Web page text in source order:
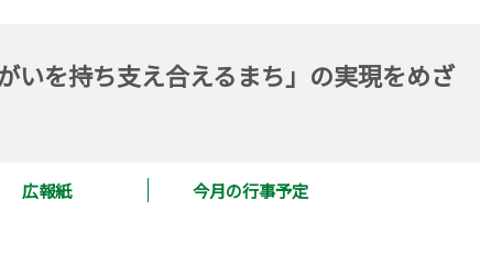
いを持ち支え合えるまち」の実現をめざ
広報紙
今月の行事予定